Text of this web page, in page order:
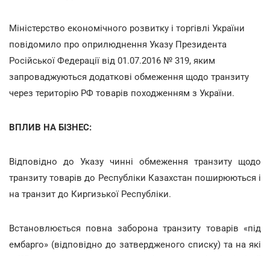
Міністерство економічного розвитку і торгівлі України
повідомило про оприлюднення Указу Президента
Російської Федерації від 01.07.2016 № 319, яким
запроваджуються додаткові обмеження щодо транзиту
через територію РФ товарів походженням з України.
ВПЛИВ НА БІЗНЕС:
Відповідно до Указу чинні обмеження транзиту щодо
транзиту товарів до Республіки Казахстан поширюються і
на транзит до Киргизької Республіки.
Встановлюється повна заборона транзиту товарів «під
ембарго» (відповідно до затвердженого списку) та на які